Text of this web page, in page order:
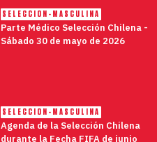
SELECCION-MASCULINA
Parte Médico Selección Chilena -
Sábado 30 de mayo de 2026
SELECCION-MASCULINA
Agenda de la Selección Chilena
durante la Fecha FIFA de junio